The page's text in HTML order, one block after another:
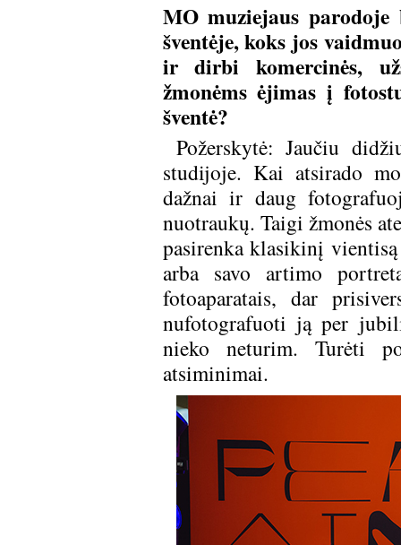
MO muziejaus
šventėje, koks jos
ir dirbi komercinės,
žmonėms ėjimas į
šventė?
Požerskytė: Jaučiu
studijoje. Kai atsirado
dažnai ir daug
nuotraukų. Taigi žmonės
pasirenka klasikinį
arba savo artimo
fotoaparatais, dar
nufotografuoti ją per
nieko neturim. Turėti
atsiminimai.